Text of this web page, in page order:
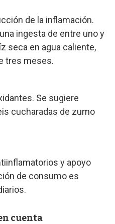
de la inflamación.
ingesta de entre uno y
seca en agua caliente,
tres meses.
Se sugiere
cucharadas de zumo
y apoyo
de consumo es
cuenta